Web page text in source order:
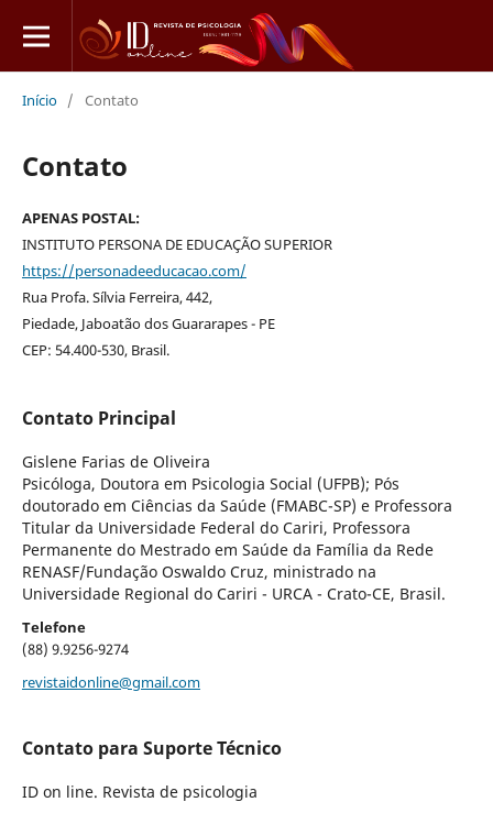
Início / Contato
Contato
APENAS POSTAL:
INSTITUTO PERSONA DE EDUCAÇÃO SUPERIOR
https://personadeeducacao.com/
Rua Profa. Sílvia Ferreira, 442,
Piedade, Jaboatão dos Guararapes - PE
CEP: 54.400-530, Brasil.
Contato Principal
Gislene Farias de Oliveira
Psicóloga, Doutora em Psicologia Social (UFPB); Pós
doutorado em Ciências da Saúde (FMABC-SP) e Professora
Titular da Universidade Federal do Cariri, Professora
Permanente do Mestrado em Saúde da Família da Rede
RENASF/Fundação Oswaldo Cruz, ministrado na
Universidade Regional do Cariri - URCA - Crato-CE, Brasil.
Telefone
(88) 9.9256-9274
revistaidonline@gmail.com
Contato para Suporte Técnico
ID on line. Revista de psicologia